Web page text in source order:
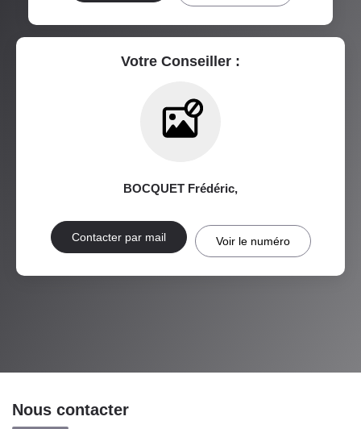
RÉSULTATS DES LYCÉES
RESTAURANTS ET CAFÉS COMMERCES
Votre Conseiller :
BOCQUET Frédéric,
Contacter par mail Voir le numéro
Nous contacter